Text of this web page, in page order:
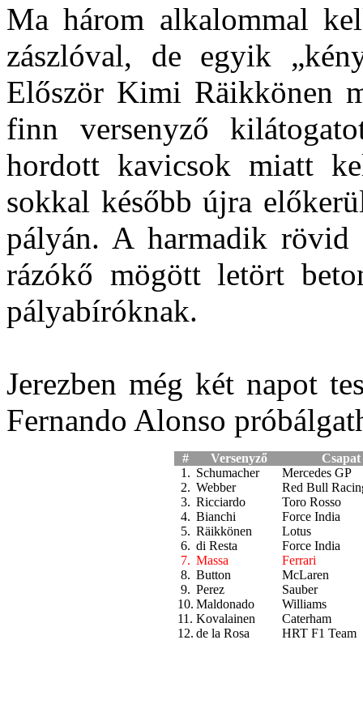
Ma három alkalommal
zászlóval, de egyik
Először Kimi Räikkönen
finn versenyző
hordott kavicsok miatt
sokkal később újra
pályán. A harmadik
rázókő mögött letört
pályabíróknak.
Jerezben még két napot
Fernando Alonso
# Versenyző
Csapat
1. Schumacher
Mercedes GP
2. Webber
Red Bull
3. Ricciardo
Toro Rosso
4. Bianchi
Force India
5. Räikkönen
Lotus
6. di Resta
Force India
7. Massa
Ferrari
8. Button
McLaren
9. Perez
Sauber
10. Maldonado
Williams
11. Kovalainen
Caterham
12. de la Rosa HRT F1 Team